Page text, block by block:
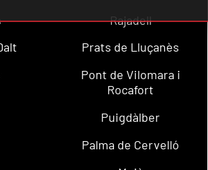
Rajadell
Prats de Lluçanès
Pont de Vilomara i
Rocafort
Puigdàlber
Palma de Cervelló